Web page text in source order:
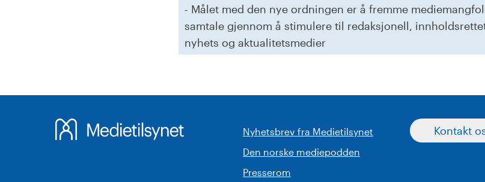
- Målet med den nye ordningen er å fremme
samtale gjennom å stimulere til redaksjonell,
nyhets og aktualitetsmedier
Nyhetsbrev fra Medietilsynet
Den norske mediepodden
Presserom
Kontakt